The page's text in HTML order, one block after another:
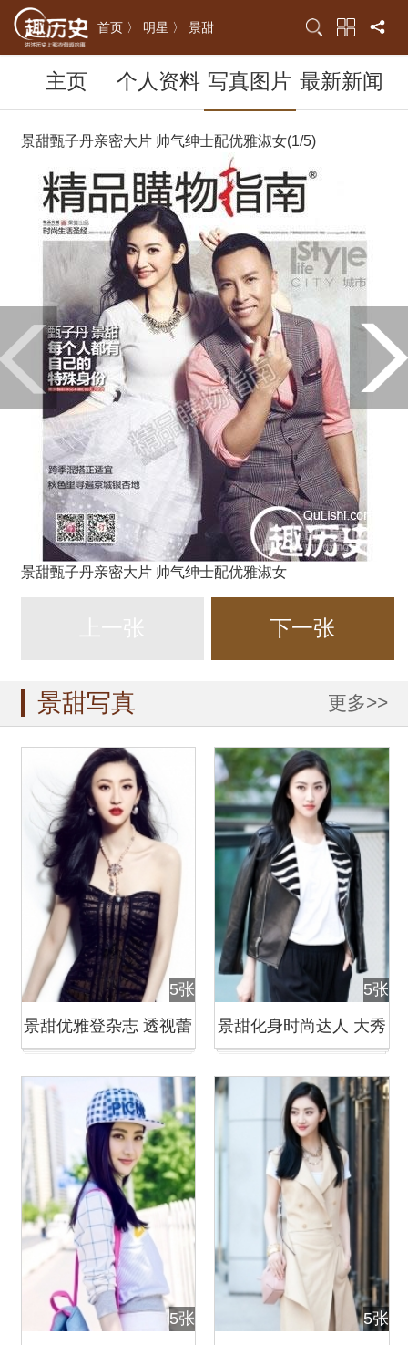
首页 〉 明星 〉 景甜
主页 个人资料 写真图片 最新新闻
景甜甄子丹亲密大片 帅气绅士配优雅淑女(1/5)
景甜甄子丹亲密大片 帅气绅士配优雅淑女
下一张
景甜写真 更多>>
5张
景甜优雅登杂志 透视蕾
5张
景甜化身时尚达人 大秀
5张
5张